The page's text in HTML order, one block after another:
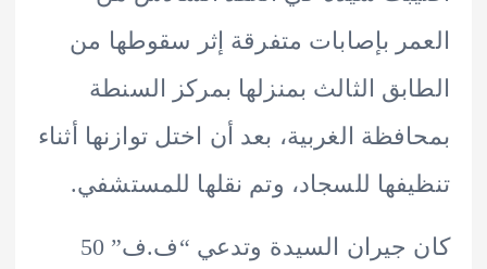
بإصابات متفرقة إثر سقوطها من
الثالث بمنزلها بمركز السنطة
الغربية، بعد أن اختل توازنها أثناء
للسجاد، وتم نقلها للمستشفي.
كان جيران السيدة وتدعي “ف.ف” 50